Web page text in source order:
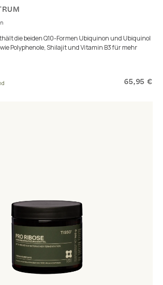
die beiden Q10-Formen Ubiquinon und Ubiquinol
Polyphenole, Shilajit und Vitamin B3 für mehr
65,95 €